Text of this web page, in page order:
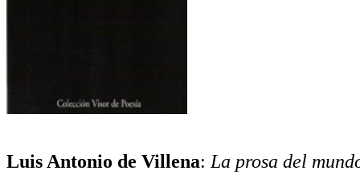
Luis Antonio de Villena: La prosa del